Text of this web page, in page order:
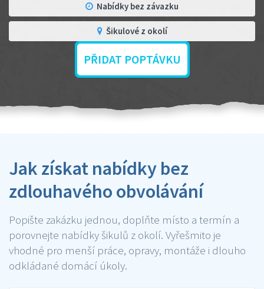
Nabídky bez závazku
Šikulové z okolí
PŘIDAT POPTÁVKU
Jak získat nabídky bez
zdlouhavého obvolávání
Popište zakázku jednou, doplňte místo a termín a
porovnejte nabídky šikulů z okolí. Vyřešmito je
vhodné pro menší práce, opravy, montáže i dlouho
odkládané domácí úkoly.